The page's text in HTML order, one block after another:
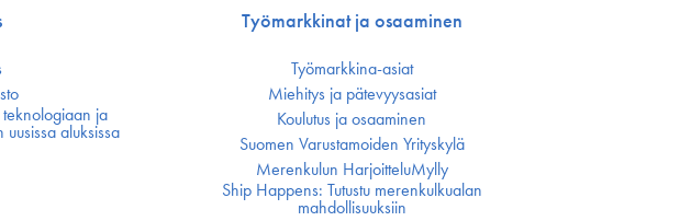
teknologiaan ja
aluksissa
Työmarkkinat ja osaaminen
Työmarkkina-asiat
Miehitys ja pätevyys­asiat
Koulutus ja osaaminen
Suomen Varustamoiden Yrityskylä
Merenkulun HarjoitteluMylly
Ship Happens: Tutustu merenkulkualan
mahdollisuuksiin